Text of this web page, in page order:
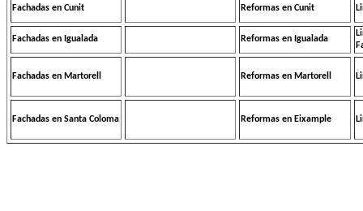
Fachadas en Cunit Reformas en Cunit
Fachadas en Igualada Reformas en Igualada
Fachadas en Martorell Reformas en Martorell
Fachadas en Santa Coloma Reformas en Eixample